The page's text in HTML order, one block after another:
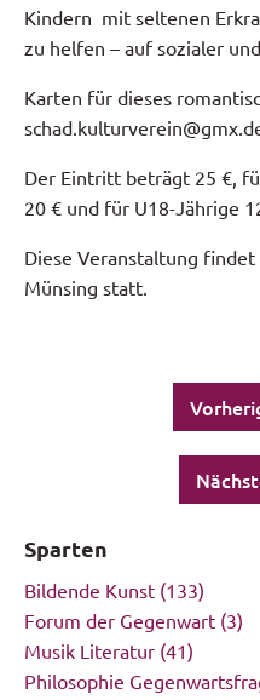
Kindern mit seltenen
zu helfen – auf sozialer
Karten für dieses
Der Eintritt beträgt 25 €,
20 € und für U18-Jährige
Diese Veranstaltung
Münsing statt.
Sparten
Bildende Kunst (133)
Forum der Gegenwart (3)
Musik Literatur (41)
Philosophie